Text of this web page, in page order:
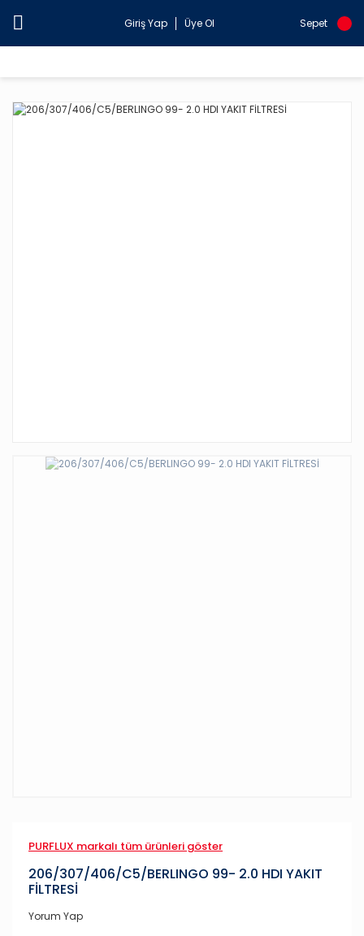
Giriş Yap Üye Ol Sepet
PURFLUX markalı tüm ürünleri göster
206/307/406/C5/BERLINGO 99- 2.0 HDI YAKIT
FİLTRESİ
Yorum Yap